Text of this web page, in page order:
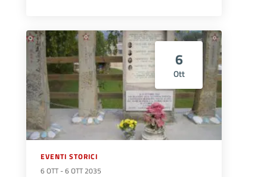
6
Ott
EVENTI STORICI
6 OTT -6 OTT 2035